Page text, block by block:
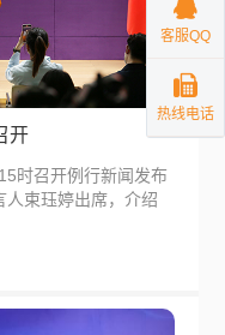
开
时召开例行新闻发布
人束珏婷出席，介绍
客服QQ
热线电话